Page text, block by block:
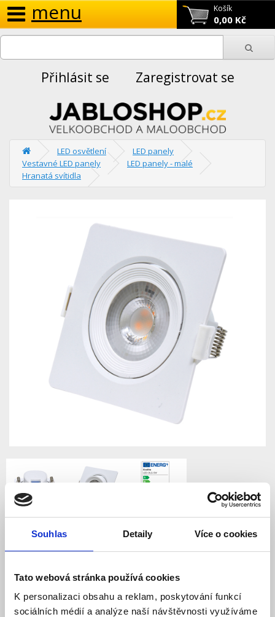
Souhlas Detaily Více o cookies
Tato webová stránka používá cookies
K personalizaci obsahu a reklam, poskytování funkcí
sociálních médií a analýze naší návštěvnosti využíváme
Košík
0,00 Kč
menu
Přihlásit se Zaregistrovat se
LED osvětlení
LED panely
Vestavné LED panely
LED panely - malé
Hranatá svítidla
LED vestavné bodové
svítidlo - 5W, bílá 4100K,
520Lm, hranaté